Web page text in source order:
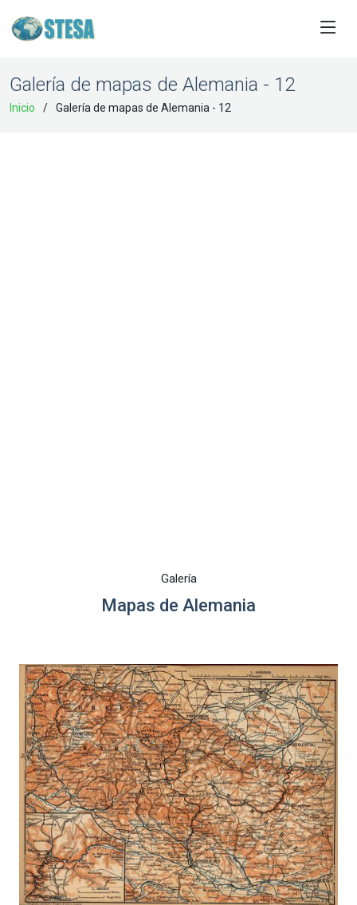
Galería de mapas de Alemania - 12
Inicio Galería de mapas de Alemania - 12
Galería
Mapas de Alemania